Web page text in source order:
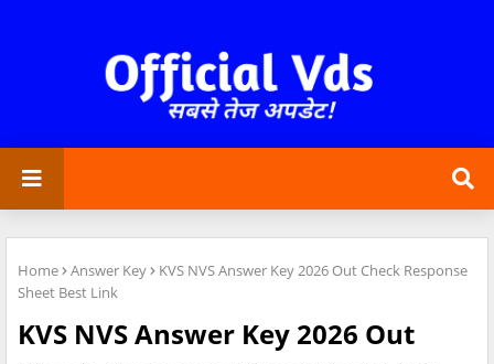
Home Answer Key
KVS NVS Answer Key 2026 Out Check Response
Sheet Best Link
KVS NVS Answer Key 2026 Out